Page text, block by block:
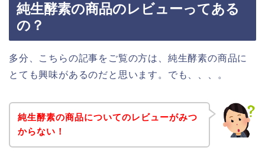
純生酵素の商品のレビューってある
の？
多分、こちらの記事をご覧の方は、純生酵素の商品に
とても興味があるのだと思います。でも、、、。
純生酵素の商品についてのレビューがみつ
からない！